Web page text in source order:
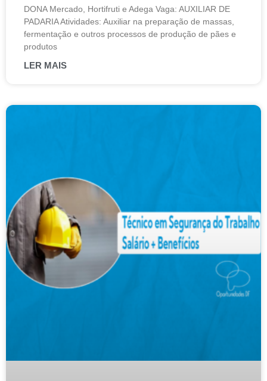
DONA Mercado, Hortifruti e Adega Vaga: AUXILIAR DE
PADARIA Atividades: Auxiliar na preparação de massas,
fermentação e outros processos de produção de pães e
produtos
LER MAIS